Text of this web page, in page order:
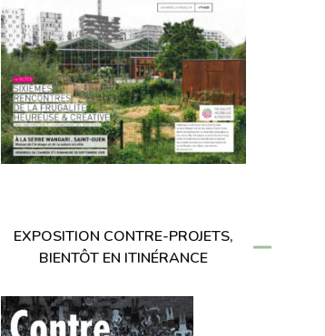
EXPOSITION CONTRE-PROJETS,
BIENTÔT EN ITINÉRANCE